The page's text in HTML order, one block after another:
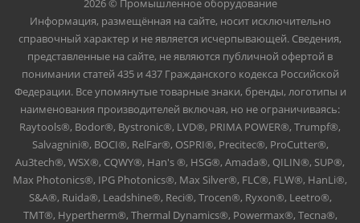
2026 © Промышленное оборудование
Информация, размещённая на сайте, носит исключительно
справочный характер и не является исчерпывающей. Сведения,
представленные на сайте, не являются публичной офертой в
понимании статей 435 и 437 Гражданского кодекса Российской
Федерации. Все упомянутые товарные знаки, бренды, логотипы и
наименования производителей включая, но не ограничиваясь:
Raytools®, Bodor®, Bystronic®, LVD®, PRIMA POWER®, Trumpf®,
Salvagnini®, BOCI®, RelFar®, OSPRI®, Precitec®, ProCutter®,
Au3tech®, WSX®, CQWY®, Han's ®, HSG®, Amada®, QILIN®, SUP®,
Max Photonics®, IPG Photonics®, Max Silver®, FLC®, FLW®, HanLi®,
S&A®, Ruida®, Leadshine®, Reci®, Trocen®, Ryxon®, Leetro®,
TMT®, Hypertherm®, Thermal Dynamics®, Powermax®, Tecna®,